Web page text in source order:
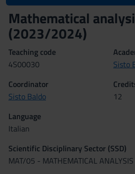
Mathematical
(2023/2024)
Teaching code
4S00030
Sisto
Coordinator
Sisto Baldo
12
Language
Italian
Scientific Disciplinary Sector (SSD)
MAT/05 - MATHEMATICAL ANALYSIS